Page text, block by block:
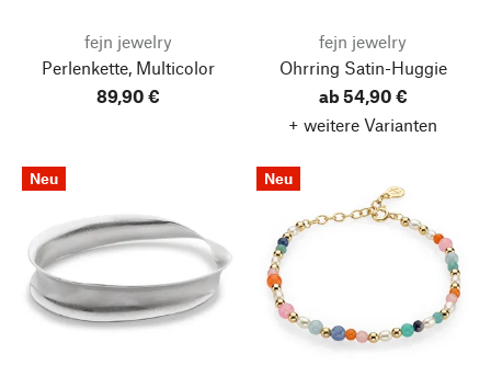
fejn jewelry
Perlenkette, Multicolor
89,90 €
fejn jewelry
Ohrring Satin-Huggie
ab 54,90 €
+ weitere Varianten
Neu Neu